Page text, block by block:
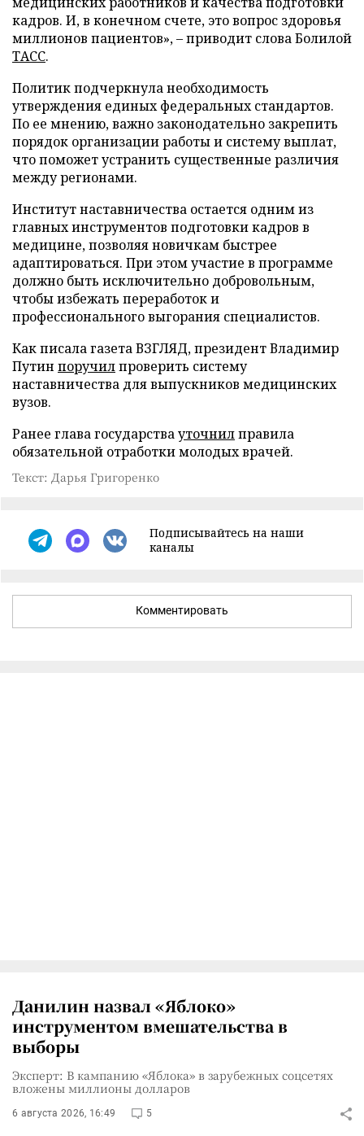
кадров. И, в конечном счете, это вопрос здоровья
миллионов пациентов», – приводит слова Болилой
ТАСС.
Политик подчеркнула необходимость
утверждения единых федеральных стандартов.
По ее мнению, важно законодательно закрепить
порядок организации работы и систему выплат,
что поможет устранить существенные различия
между регионами.
Институт наставничества остается одним из
главных инструментов подготовки кадров в
медицине, позволяя новичкам быстрее
адаптироваться. При этом участие в программе
должно быть исключительно добровольным,
чтобы избежать переработок и
профессионального выгорания специалистов.
Как писала газета ВЗГЛЯД, президент Владимир
Путин поручилпроверить систему
наставничества для выпускников медицинских
вузов.
Ранее глава государствауточнилправила
обязательной отработки молодых врачей.
Текст: Дарья Григоренко
Подписывайтесь на наши
каналы
Комментировать
Данилин назвал «Яблоко»
инструментом вмешательства в
выборы
Эксперт: В кампанию «Яблока» в зарубежных соцсетях
вложены миллионы долларов
6 августа 2026, 16:49 5